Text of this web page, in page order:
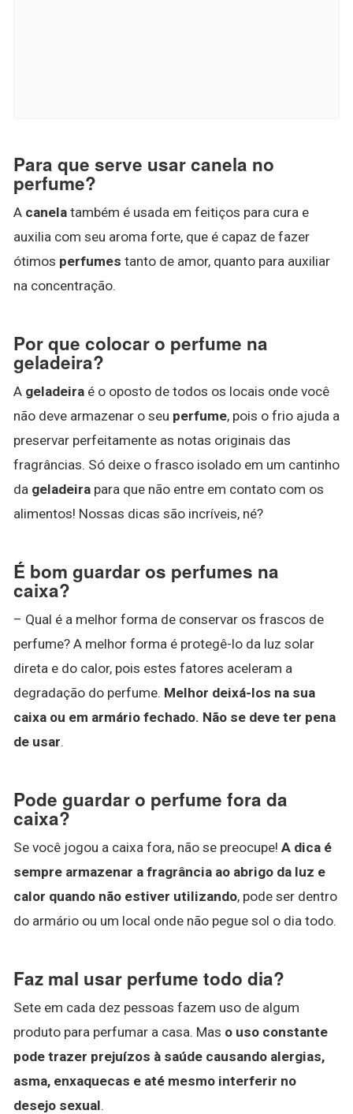
Para que serve usar canela no
perfume?
A canela também é usada em feitiços para cura e
auxilia com seu aroma forte, que é capaz de fazer
ótimos perfumes tanto de amor, quanto para auxiliar
na concentração.
Por que colocar o perfume na
geladeira?
A geladeira é o oposto de todos os locais onde você
não deve armazenar o seu perfume, pois o frio ajuda a
preservar perfeitamente as notas originais das
fragrâncias. Só deixe o frasco isolado em um cantinho
da geladeira para que não entre em contato com os
alimentos! Nossas dicas são incríveis, né?
É bom guardar os perfumes na
caixa?
– Qual é a melhor forma de conservar os frascos de
perfume? A melhor forma é protegê-lo da luz solar
direta e do calor, pois estes fatores aceleram a
degradação do perfume. Melhor deixá-los na sua
caixa ou em armário fechado. Não se deve ter pena
de usar.
Pode guardar o perfume fora da
caixa?
Se você jogou a caixa fora, não se preocupe! A dica é
sempre armazenar a fragrância ao abrigo da luz e
calor quando não estiver utilizando, pode ser dentro
do armário ou um local onde não pegue sol o dia todo.
Faz mal usar perfume todo dia?
Sete em cada dez pessoas fazem uso de algum
produto para perfumar a casa. Mas o uso constante
pode trazer prejuízos à saúde causando alergias,
asma, enxaquecas e até mesmo interferir no
desejo sexual.